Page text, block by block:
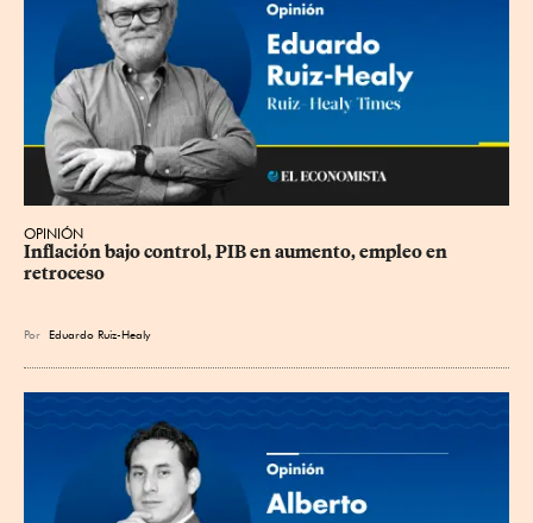
OPINIÓN
Inflación bajo control, PIB en aumento, empleo en
retroceso
Por Eduardo Ruiz-Healy